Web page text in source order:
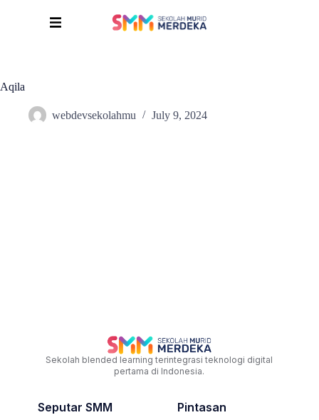
Aqila
webdevsekolahmu July 9, 2024
Sekolah blended learning terintegrasi teknologi digital
pertama di Indonesia.
Seputar SMM Pintasan